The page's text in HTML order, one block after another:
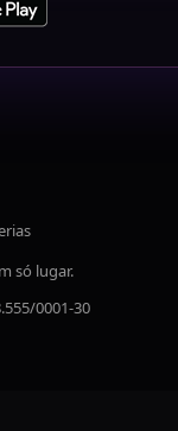
só lugar.
0001-30